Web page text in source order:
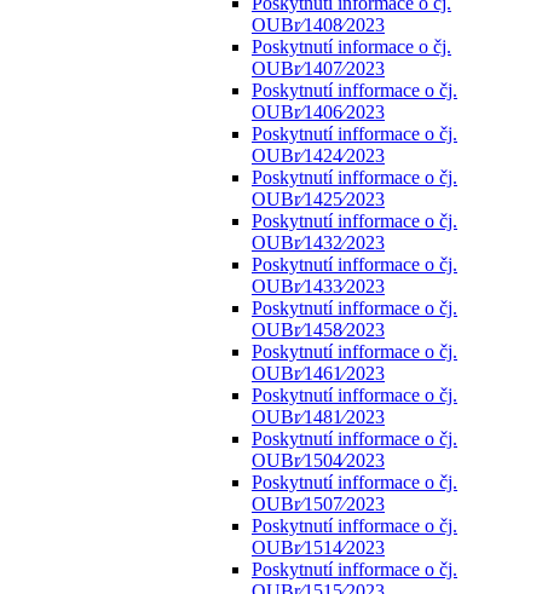
OUBr⁄1408⁄2023
Poskytnutí informace o čj.
OUBr⁄1407⁄2023
Poskytnutí infformace o čj.
OUBr⁄1406⁄2023
Poskytnutí infformace o čj.
OUBr⁄1424⁄2023
Poskytnutí infformace o čj.
OUBr⁄1425⁄2023
Poskytnutí infformace o čj.
OUBr⁄1432⁄2023
Poskytnutí infformace o čj.
OUBr⁄1433⁄2023
Poskytnutí infformace o čj.
OUBr⁄1458⁄2023
Poskytnutí infformace o čj.
OUBr⁄1461⁄2023
Poskytnutí infformace o čj.
OUBr⁄1481⁄2023
Poskytnutí infformace o čj.
OUBr⁄1504⁄2023
Poskytnutí infformace o čj.
OUBr⁄1507⁄2023
Poskytnutí infformace o čj.
OUBr⁄1514⁄2023
Poskytnutí infformace o čj.